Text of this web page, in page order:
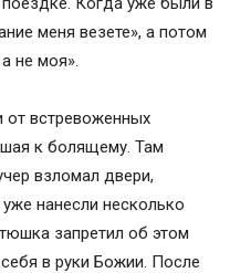
меня везете», а потом
не моя».
от встревоженных
к болящему. Там
взломал двери,
нанесли несколько
запретил об этом
в руки Божии. После